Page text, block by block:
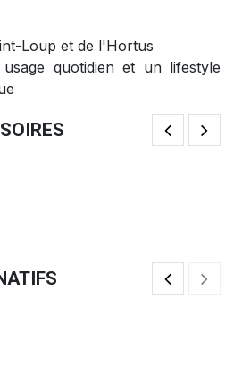
Loup et de l'Hortus
quotidien et un lifestyle